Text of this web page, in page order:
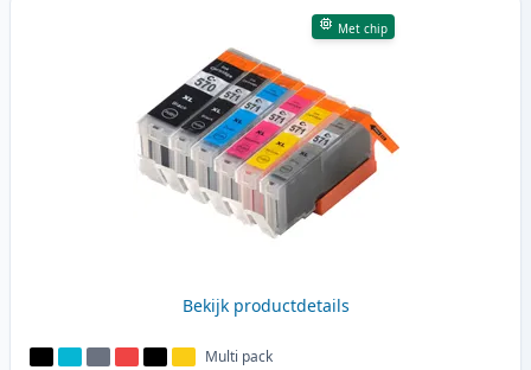
Met chip
Bekijk productdetails
Multi pack